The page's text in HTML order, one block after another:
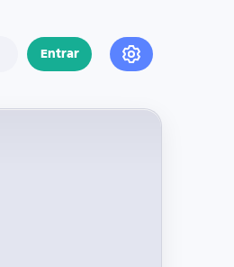
Entrar